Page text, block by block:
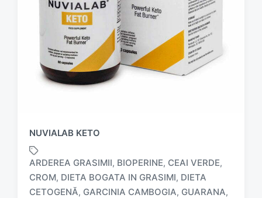
NUVIALAB KETO
ARDEREA GRASIMII, BIOPERINE, CEAI VERDE,
CROM, DIETA BOGATA IN GRASIMI, DIETA
CETOGENĂ, GARCINIA CAMBOGIA, GUARANA,